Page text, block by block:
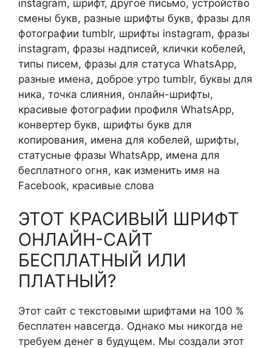
instagram, шрифт, другое письмо, устройство
смены букв, разные шрифты букв, фразы для
фотографии tumblr, шрифты instagram, фразы
instagram, фразы надписей, клички кобелей,
типы писем, фразы для статуса WhatsApp,
разные имена, доброе утро tumblr, буквы для
ника, точка слияния, онлайн-шрифты,
красивые фотографии профиля WhatsApp,
конвертер букв, шрифты букв для
копирования, имена для кобелей, шрифты,
статусные фразы WhatsApp, имена для
бесплатного огня, как изменить имя на
Facebook, красивые слова
ЭТОТ КРАСИВЫЙ ШРИФТ
ОНЛАЙН-САЙТ
БЕСПЛАТНЫЙ ИЛИ
ПЛАТНЫЙ?
Этот сайт с текстовыми шрифтами на 100 %
бесплатен навсегда. Однако мы никогда не
требуем денег в будущем. Мы создали этот